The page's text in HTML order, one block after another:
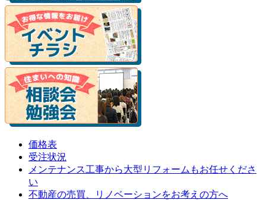
価格表
受注状況
メンテナンス工事から大型リフォームもお任せくださ
い
不動産の売買、リノベーションをお考えの方へ